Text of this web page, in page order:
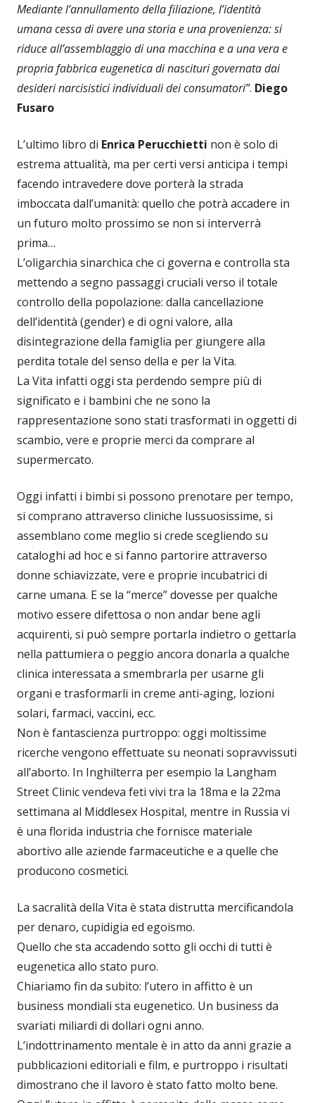
Mediante l’annullamento della filiazione, l’identità
umana cessa di avere una storia e una provenienza: si
riduce all’assemblaggio di una macchina e a una vera e
propria fabbrica eugenetica di nascituri governata dai
desideri narcisistici individuali dei consumatori”. Diego
Fusaro
L’ultimo libro di Enrica Perucchietti non è solo di
estrema attualità, ma per certi versi anticipa i tempi
facendo intravedere dove porterà la strada
imboccata dall’umanità: quello che potrà accadere in
un futuro molto prossimo se non si interverrà
prima…
L’oligarchia sinarchica che ci governa e controlla sta
mettendo a segno passaggi cruciali verso il totale
controllo della popolazione: dalla cancellazione
dell’identità (gender) e di ogni valore, alla
disintegrazione della famiglia per giungere alla
perdita totale del senso della e per la Vita.
La Vita infatti oggi sta perdendo sempre più di
significato e i bambini che ne sono la
rappresentazione sono stati trasformati in oggetti di
scambio, vere e proprie merci da comprare al
supermercato.
Oggi infatti i bimbi si possono prenotare per tempo,
si comprano attraverso cliniche lussuosissime, si
assemblano come meglio si crede scegliendo su
cataloghi ad hoc e si fanno partorire attraverso
donne schiavizzate, vere e proprie incubatrici di
carne umana. E se la “merce” dovesse per qualche
motivo essere difettosa o non andar bene agli
acquirenti, si può sempre portarla indietro o gettarla
nella pattumiera o peggio ancora donarla a qualche
clinica interessata a smembrarla per usarne gli
organi e trasformarli in creme anti-aging, lozioni
solari, farmaci, vaccini, ecc.
Non è fantascienza purtroppo: oggi moltissime
ricerche vengono effettuate su neonati sopravvissuti
all’aborto. In Inghilterra per esempio la Langham
Street Clinic vendeva feti vivi tra la 18ma e la 22ma
settimana al Middlesex Hospital, mentre in Russia vi
è una florida industria che fornisce materiale
abortivo alle aziende farmaceutiche e a quelle che
producono cosmetici.
La sacralità della Vita è stata distrutta mercificandola
per denaro, cupidigia ed egoismo.
Quello che sta accadendo sotto gli occhi di tutti è
eugenetica allo stato puro.
Chiariamo fin da subito: l’utero in affitto è un
business mondiali sta eugenetico. Un business da
svariati miliardi di dollari ogni anno.
L’indottrinamento mentale è in atto da anni grazie a
pubblicazioni editoriali e film, e purtroppo i risultati
dimostrano che il lavoro è stato fatto molto bene.